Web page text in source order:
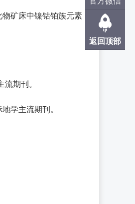
矿床中镍钴铂族元素
期刊。
学主流期刊。
返回顶部